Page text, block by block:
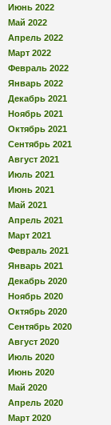
Июнь 2022
Май 2022
Апрель 2022
Март 2022
Февраль 2022
Январь 2022
Декабрь 2021
Ноябрь 2021
Октябрь 2021
Сентябрь 2021
Август 2021
Июль 2021
Июнь 2021
Май 2021
Апрель 2021
Март 2021
Февраль 2021
Январь 2021
Декабрь 2020
Ноябрь 2020
Октябрь 2020
Сентябрь 2020
Август 2020
Июль 2020
Июнь 2020
Май 2020
Апрель 2020
Март 2020